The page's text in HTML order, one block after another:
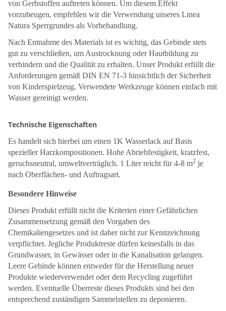
von Gerbstoffen auftreten können. Um diesem Effekt
vorzubeugen, empfehlen wir die Verwendung unseres Linea
Natura Sperrgrundes als Vorbehandlung.
Nach Entnahme des Materials ist es wichtig, das Gebinde stets
gut zu verschließen, um Austrocknung oder Hautbildung zu
verhindern und die Qualität zu erhalten. Unser Produkt erfüllt die
Anforderungen gemäß DIN EN 71-3 hinsichtlich der Sicherheit
von Kinderspielzeug. Verwendete Werkzeuge können einfach mit
Wasser gereinigt werden.
Technische Eigenschaften
Es handelt sich hierbei um einen 1K Wasserlack auf Basis
spezieller Harzkompositionen. Hohe Abriebfestigkeit, kratzfest,
geruchsneutral, umweltverträglich. 1 Liter reicht für 4-8 m2 je
nach Oberflächen- und Auftragsart.
Besondere Hinweise
Dieses Produkt erfüllt nicht die Kriterien einer Gefährlichen
Zusammensetzung gemäß den Vorgaben des
Chemikaliengesetzes und ist daher nicht zur Kennzeichnung
verpflichtet. Jegliche Produktreste dürfen keinesfalls in das
Grundwasser, in Gewässer oder in die Kanalisation gelangen.
Leere Gebinde können entweder für die Herstellung neuer
Produkte wiederverwendet oder dem Recycling zugeführt
werden. Eventuelle Überreste dieses Produkts sind bei den
entsprechend zuständigen Sammelstellen zu deponieren.